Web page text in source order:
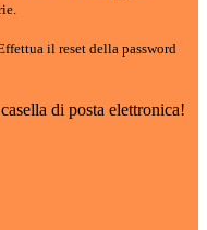
il reset della password
di posta elettronica!